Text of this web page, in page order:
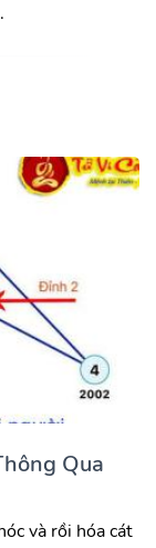
Qua
và rồi hóa cát